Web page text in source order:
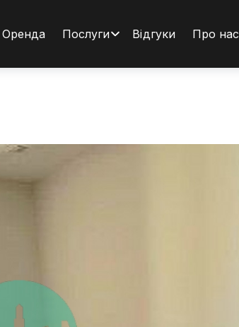
Оренда Послуги Відгуки Про нас